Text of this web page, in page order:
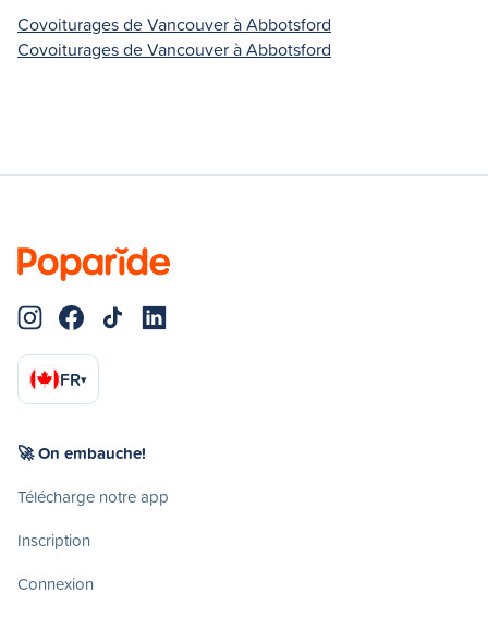
Covoiturages de Vancouver à Abbotsford
Covoiturages de Vancouver à Abbotsford
FR▾
🚀 On embauche!
Télécharge notre app
Inscription
Connexion